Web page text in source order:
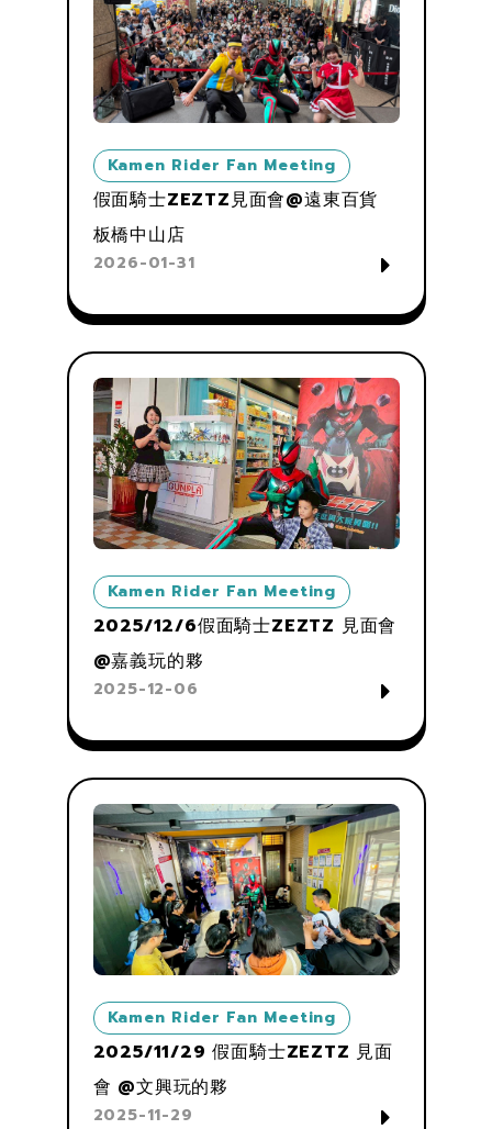
Kamen Rider Fan Meeting
假面騎士ZEZTZ見面會@遠東百貨
板橋中山店
2026-01-31
Kamen Rider Fan Meeting
2025/12/6假面騎士ZEZTZ 見面會
@嘉義玩的夥
2025-12-06
Kamen Rider Fan Meeting
2025/11/29 假面騎士ZEZTZ 見面
會 @文興玩的夥
2025-11-29